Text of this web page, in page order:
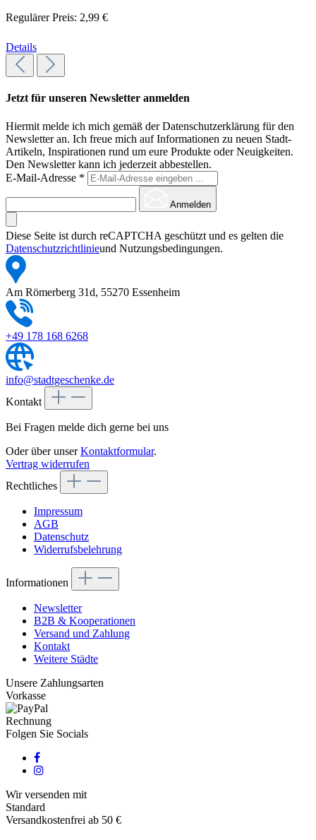
Regulärer Preis: 2,99 €
Details
Jetzt für unseren Newsletter anmelden
Hiermit melde ich mich gemäß der Datenschutzerklärung für den
Newsletter an. Ich freue mich auf Informationen zu neuen Stadt-
Artikeln, Inspirationen rund um eure Produkte oder Neuigkeiten.
Den Newsletter kann ich jederzeit abbestellen.
E-Mail-Adresse *
Anmelden
Diese Seite ist durch reCAPTCHA geschützt und es gelten die
Datenschutzrichtlinieund Nutzungsbedingungen.
Am Römerberg 31d, 55270 Essenheim
+49 178 168 6268
info@stadtgeschenke.de
Kontakt
Bei Fragen melde dich gerne bei uns
Oder über unserKontaktformular.
Vertrag widerrufen
Rechtliches
Impressum
AGB
Datenschutz
Widerrufsbelehrung
Informationen
Newsletter
B2B & Kooperationen
Versand und Zahlung
Kontakt
Weitere Städte
Unsere Zahlungsarten
Vorkasse
Rechnung
Folgen Sie Socials
Wir versenden mit
Standard
Versandkostenfrei ab 50 €